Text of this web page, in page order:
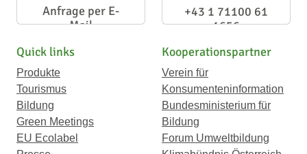
Anfrage per E-
Mail
+43 1 71100 61
1656
Quick links
Produkte
Tourismus
Bildung
Green Meetings
EU Ecolabel
Kooperationspartner
Verein für
Konsumenteninformation
Bundesministerium für
Bildung
Forum Umweltbildung